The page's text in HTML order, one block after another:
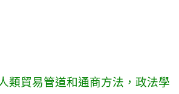
類貿易管道和通商方法，政法學